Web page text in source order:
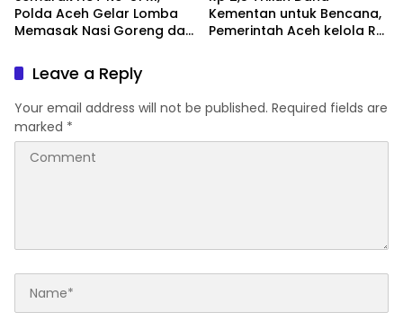
Polda Aceh Gelar Lomba
Memasak Nasi Goreng dan
Kementan untuk Bencana,
Pemerintah Aceh kelola Rp
Leave a Reply
Your email address will not be published. Required fields are
marked *